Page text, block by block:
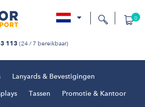
113 (24 / 7 bereikbaar)
0
Lanyards & Bevestigingen
Tassen Promotie & Kantoor